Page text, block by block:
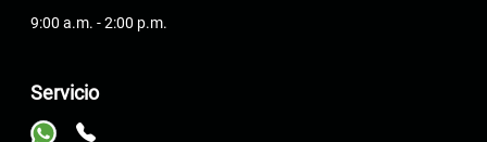
9:00 a.m. - 2:00 p.m.
Servicio